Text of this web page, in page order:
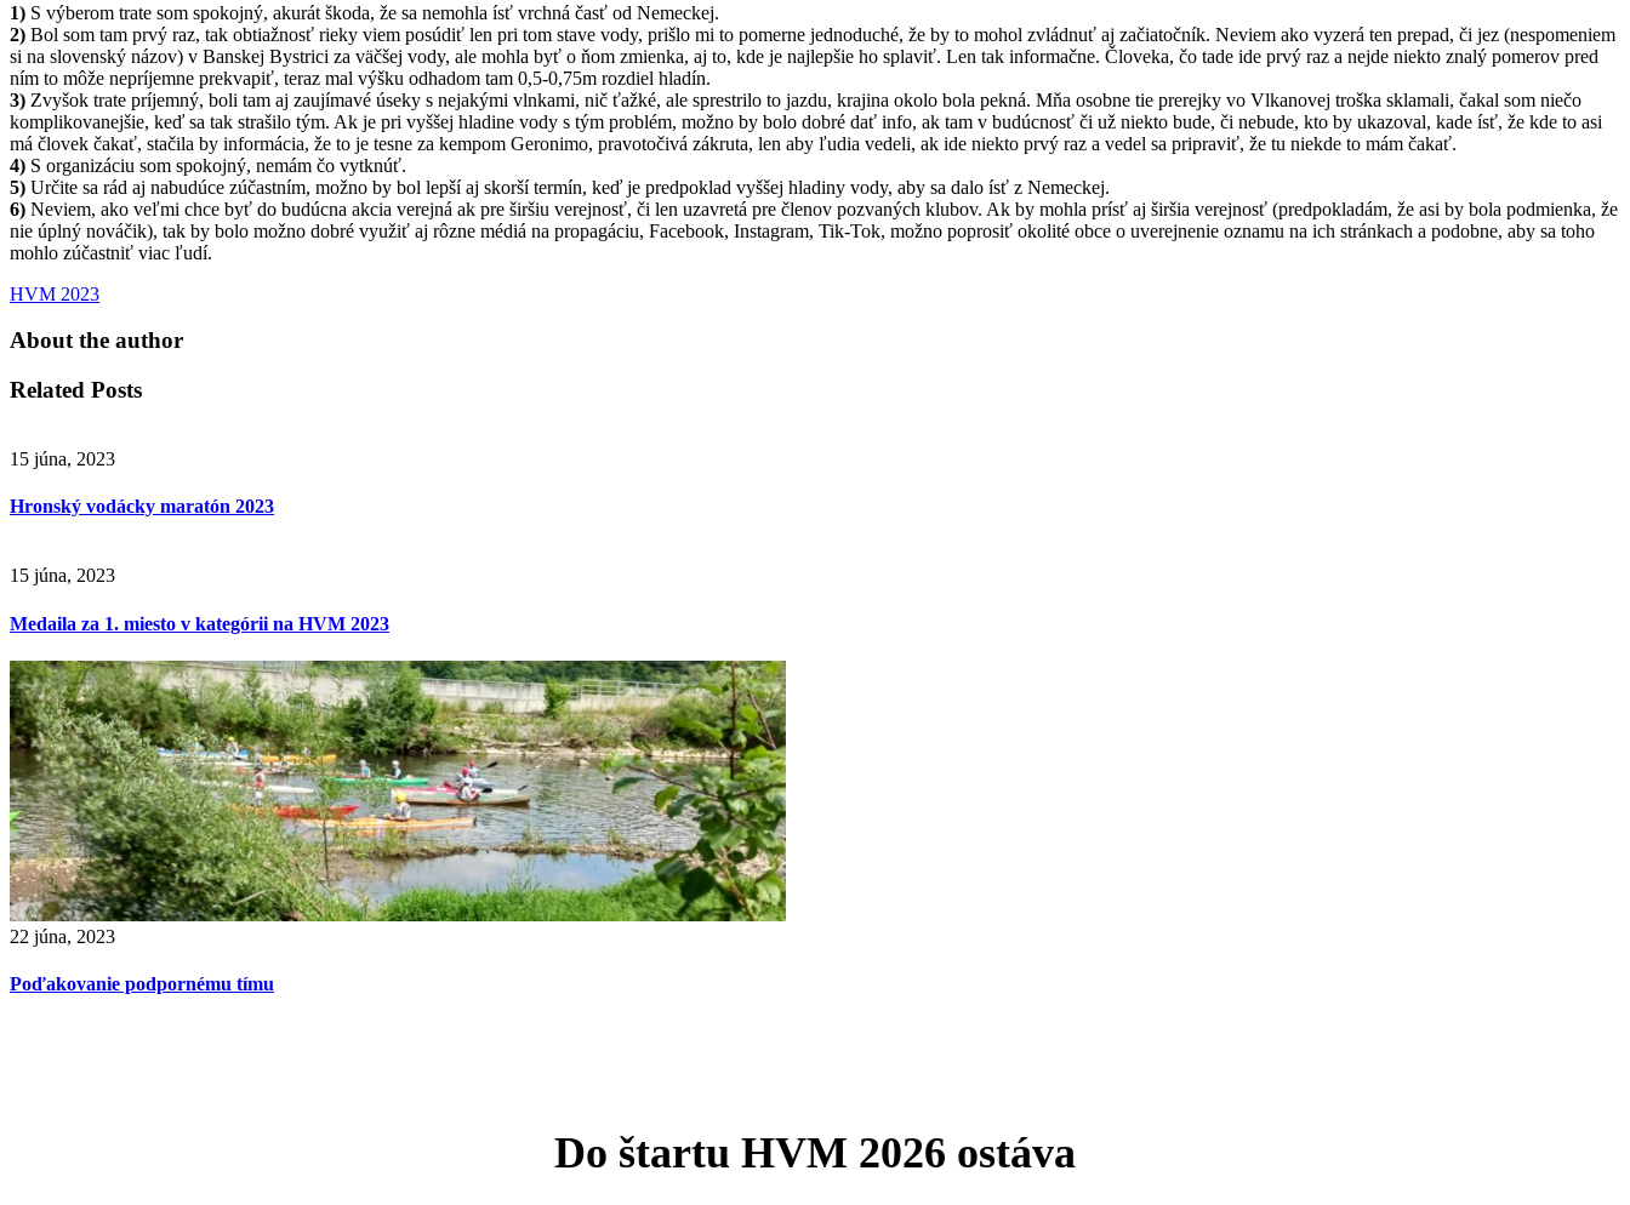
1) S výberom trate som spokojný, akurát škoda, že sa nemohla ísť vrchná časť od Nemeckej.
2) Bol som tam prvý raz, tak obtiažnosť rieky viem posúdiť len pri tom stave vody, prišlo mi to pomerne jednoduché, že by to mohol zvládnuť aj začiatočník. Neviem ako vyzerá ten prepad, či jez (nespomeniem
si na slovenský názov) v Banskej Bystrici za väčšej vody, ale mohla byť o ňom zmienka, aj to, kde je najlepšie ho splaviť. Len tak informačne. Človeka, čo tade ide prvý raz a nejde niekto znalý pomerov pred
ním to môže nepríjemne prekvapiť, teraz mal výšku odhadom tam 0,5-0,75m rozdiel hladín.
3) Zvyšok trate príjemný, boli tam aj zaujímavé úseky s nejakými vlnkami, nič ťažké, ale sprestrilo to jazdu, krajina okolo bola pekná. Mňa osobne tie prerejky vo Vlkanovej troška sklamali, čakal som niečo
komplikovanejšie, keď sa tak strašilo tým. Ak je pri vyššej hladine vody s tým problém, možno by bolo dobré dať info, ak tam v budúcnosť či už niekto bude, či nebude, kto by ukazoval, kade ísť, že kde to asi
má človek čakať, stačila by informácia, že to je tesne za kempom Geronimo, pravotočivá zákruta, len aby ľudia vedeli, ak ide niekto prvý raz a vedel sa pripraviť, že tu niekde to mám čakať.
4) S organizáciu som spokojný, nemám čo vytknúť.
5) Určite sa rád aj nabudúce zúčastním, možno by bol lepší aj skorší termín, keď je predpoklad vyššej hladiny vody, aby sa dalo ísť z Nemeckej.
6) Neviem, ako veľmi chce byť do budúcna akcia verejná ak pre širšiu verejnosť, či len uzavretá pre členov pozvaných klubov. Ak by mohla prísť aj širšia verejnosť (predpokladám, že asi by bola podmienka, že
nie úplný nováčik), tak by bolo možno dobré využiť aj rôzne médiá na propagáciu, Facebook, Instagram, Tik-Tok, možno poprosiť okolité obce o uverejnenie oznamu na ich stránkach a podobne, aby sa toho
mohlo zúčastniť viac ľudí.
HVM 2023
About the author
Related Posts
15 júna, 2023
Hronský vodácky maratón 2023
15 júna, 2023
Medaila za 1. miesto v kategórii na HVM 2023
22 júna, 2023
Poďakovanie podpornému tímu
Do štartu HVM 2026 ostáva